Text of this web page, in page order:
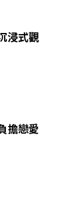
浸式觀
擔戀愛